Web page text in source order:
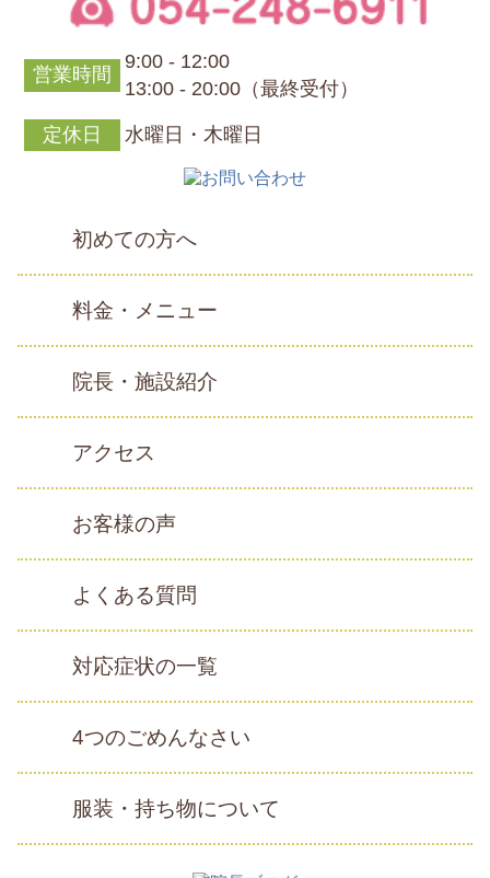
営業時間
9:00 - 12:00
13:00 - 20:00（最終受付）
定休日 水曜日・木曜日
初めての方へ
料金・メニュー
院長・施設紹介
アクセス
お客様の声
よくある質問
対応症状の一覧
4つのごめんなさい
服装・持ち物について